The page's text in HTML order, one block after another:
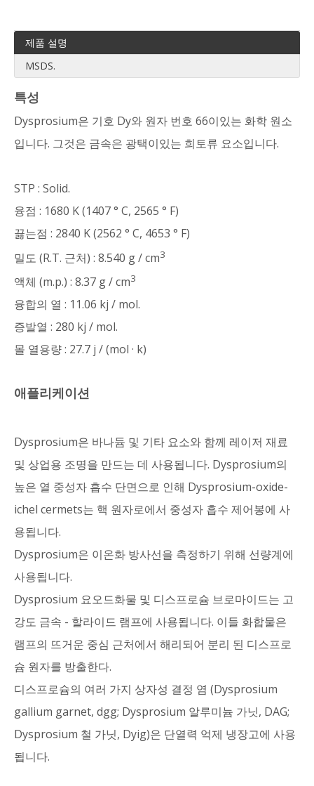
제품 설명
MSDS.
특성
Dysprosium은 기호 Dy와 원자 번호 66이있는 화학 원소
입니다. 그것은 금속은 광택이있는 희토류 요소입니다.
STP : Solid.
융점 : 1680 K (1407 ° C, 2565 ° F)
끓는점 : 2840 K (2562 ° C, 4653 ° F)
밀도 (R.T. 근처) : 8.540 g / cm3
액체 (m.p.) : 8.37 g / cm3
융합의 열 : 11.06 kj / mol.
증발열 : 280 kj / mol.
몰 열용량 : 27.7 j / (mol · k)
애플리케이션
Dysprosium은 바나듐 및 기타 요소와 함께 레이저 재료
및 상업용 조명을 만드는 데 사용됩니다. Dysprosium의
높은 열 중성자 흡수 단면으로 인해 Dysprosium-oxide-
ichel cermets는 핵 원자로에서 중성자 흡수 제어봉에 사
용됩니다.
Dysprosium은 이온화 방사선을 측정하기 위해 선량계에
사용됩니다.
Dysprosium 요오드화물 및 디스프로슘 브로마이드는 고
강도 금속 - 할라이드 램프에 사용됩니다. 이들 화합물은
램프의 뜨거운 중심 근처에서 해리되어 분리 된 디스프로
슘 원자를 방출한다.
디스프로슘의 여러 가지 상자성 결정 염 (Dysprosium
gallium garnet, dgg; Dysprosium 알루미늄 가닛, DAG;
Dysprosium 철 가닛, Dyig)은 단열력 억제 냉장고에 사용
됩니다.